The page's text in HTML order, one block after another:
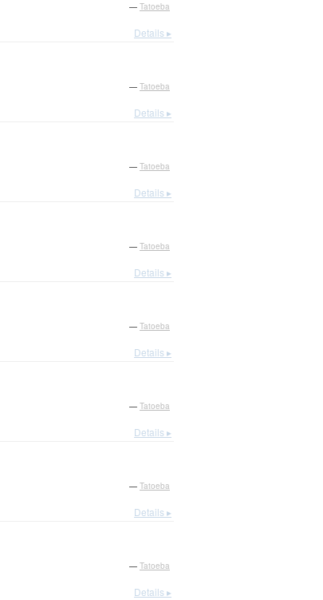
— Tatoeba
Details ▸
— Tatoeba
Details ▸
— Tatoeba
Details ▸
— Tatoeba
Details ▸
— Tatoeba
Details ▸
— Tatoeba
Details ▸
— Tatoeba
Details ▸
— Tatoeba
Details ▸